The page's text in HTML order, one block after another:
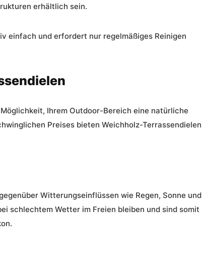
erhältlich sein.
einfach und erfordert nur regelmäßiges Reinigen
Ihrem Outdoor-Bereich eine natürliche
Preises bieten Weichholz-Terrassendielen
Witterungseinflüssen wie Regen, Sonne und
schlechtem Wetter im Freien bleiben und sind somit